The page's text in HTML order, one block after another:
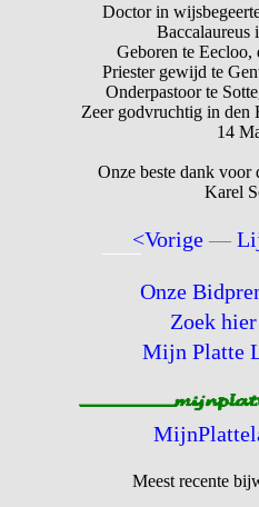
Doctor in
Baccalaureus
Geboren te Eecloo,
Priester gewijd te
Onderpastoor te
Zeer godvruchtig in den
14
Onze beste dank voor
Karel
<Vorige —
Onze
Zoek
Mijn Platte
Meest recente